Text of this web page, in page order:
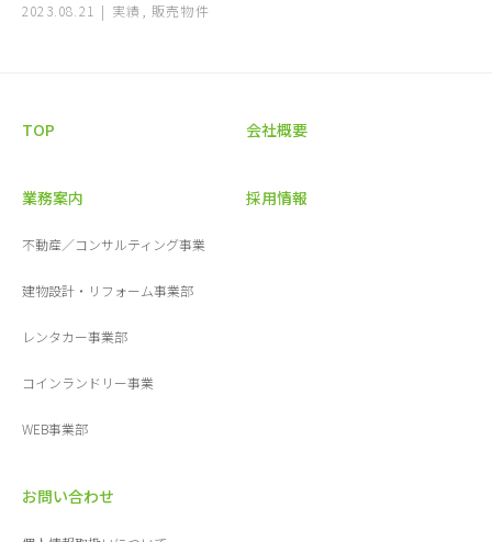
2023.08.21 実績 販売物件
TOP 会社概要
業務案内
不動産／コンサルティング事業
建物設計・リフォーム事業部
レンタカー事業部
コインランドリー事業
WEB事業部
採用情報
お問い合わせ